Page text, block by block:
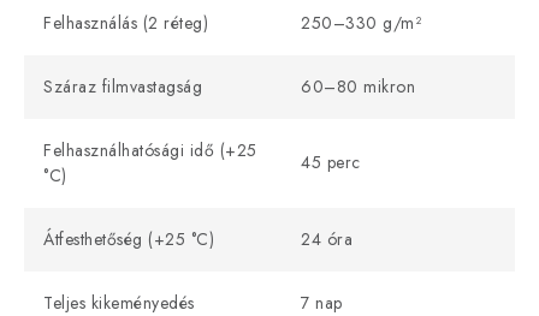
Felhasználás (2 réteg) 250–330 g/m²
Száraz filmvastagság 60–80 mikron
Felhasználhatósági idő (+25
°C)
45 perc
Átfesthetőség (+25 °C) 24 óra
Teljes kikeményedés 7 nap